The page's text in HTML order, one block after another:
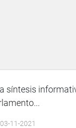
síntesis
03-11-2021